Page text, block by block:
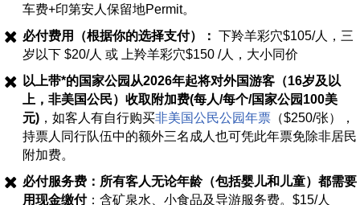
车费+印第安人保留地Permit。
必付费用（根据你的选择支付）： 下羚羊彩穴$105/人，三
岁以下 $20/人 或 上羚羊彩穴$150 /人，大小同价
以上带*的国家公园从2026年起将对外国游客（16岁及以
上，非美国公民）收取附加费(每人/每个/国家公园100美
元)，如客人有自行购买非美国公民公园年票（$250/张），
持票人同行队伍中的额外三名成人也可凭此年票免除非居民
附加费。
必付服务费：所有客人无论年龄（包括婴儿和儿童）都需要
用现金缴付：含矿泉水、小食品及导游服务费。$15/人